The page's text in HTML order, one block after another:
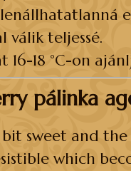
válik teljessé.
16-18 °C-on
pálinka
bit sweet and
which